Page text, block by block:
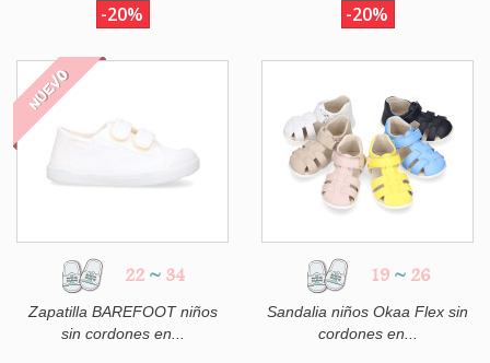
-20% -20%
NUEVO
22 ~ 34
Zapatilla BAREFOOT niños
sin cordones en...
19 ~ 26
Sandalia niños Okaa Flex sin
cordones en...